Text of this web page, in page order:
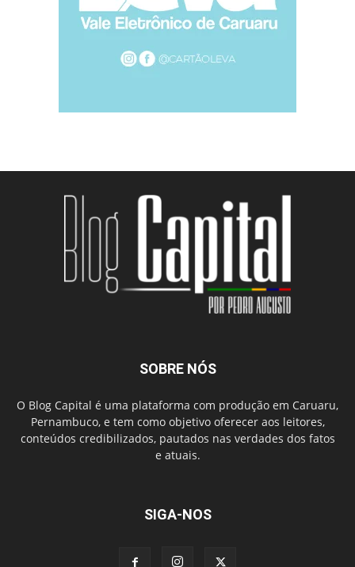
SOBRE NÓS
O Blog Capital é uma plataforma com produção em Caruaru,
Pernambuco, e tem como objetivo oferecer aos leitores,
conteúdos credibilizados, pautados nas verdades dos fatos
e atuais.
SIGA-NOS